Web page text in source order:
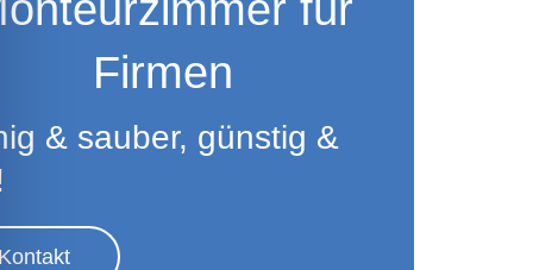
Firmen
& sauber, günstig &